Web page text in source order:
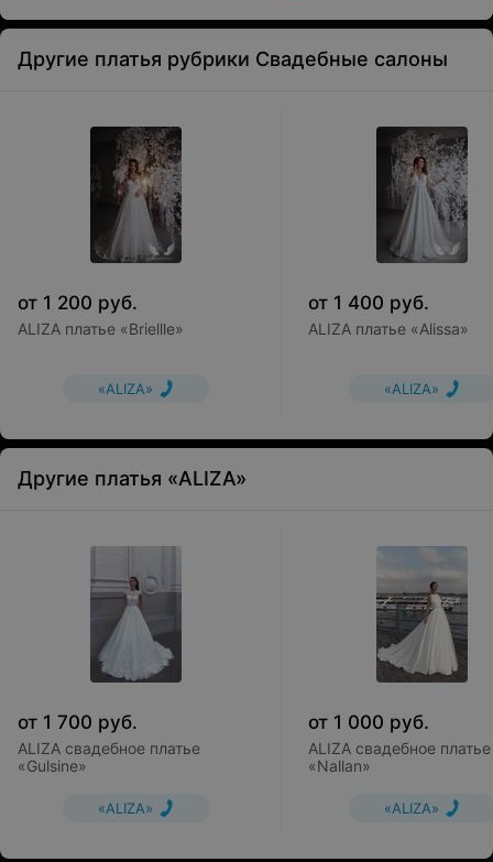
Другие платья рубрики Свадебные салоны
от 1 200 руб.
ALIZA платье «Briellle»
«ALIZA»
от 1 400 руб.
ALIZA платье «Alissa»
«ALIZA»
Другие платья «ALIZA»
от 1 700 руб.
ALIZA свадебное платье
«Gulsine»
«ALIZA»
от 1 000 руб.
ALIZA свадебное платье
«Nallan»
«ALIZA»